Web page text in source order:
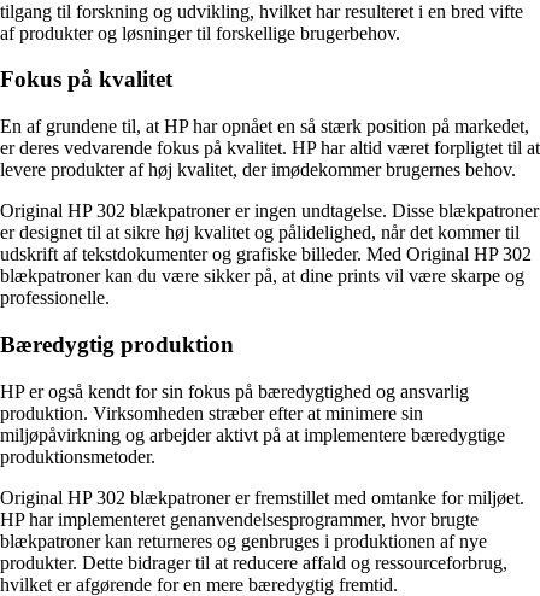
tilgang til forskning og udvikling, hvilket har resulteret i en bred vifte
af produkter og løsninger til forskellige brugerbehov.
Fokus på kvalitet
En af grundene til, at HP har opnået en så stærk position på markedet,
er deres vedvarende fokus på kvalitet. HP har altid været forpligtet til at
levere produkter af høj kvalitet, der imødekommer brugernes behov.
Original HP 302 blækpatroner er ingen undtagelse. Disse blækpatroner
er designet til at sikre høj kvalitet og pålidelighed, når det kommer til
udskrift af tekstdokumenter og grafiske billeder. Med Original HP 302
blækpatroner kan du være sikker på, at dine prints vil være skarpe og
professionelle.
Bæredygtig produktion
HP er også kendt for sin fokus på bæredygtighed og ansvarlig
produktion. Virksomheden stræber efter at minimere sin
miljøpåvirkning og arbejder aktivt på at implementere bæredygtige
produktionsmetoder.
Original HP 302 blækpatroner er fremstillet med omtanke for miljøet.
HP har implementeret genanvendelsesprogrammer, hvor brugte
blækpatroner kan returneres og genbruges i produktionen af nye
produkter. Dette bidrager til at reducere affald og ressourceforbrug,
hvilket er afgørende for en mere bæredygtig fremtid.